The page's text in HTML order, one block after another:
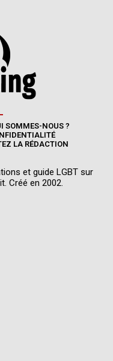
SOMMES-NOUS ?
LA RÉDACTION
et guide LGBT sur
Créé en 2002.